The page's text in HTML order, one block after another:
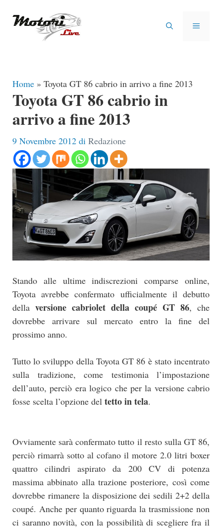
MENU
Home » Toyota GT 86 cabrio in arrivo a fine 2013
Toyota GT 86 cabrio in
arrivo a fine 2013
9 Novembre 2012 di Redazione
Stando alle ultime indiscrezioni comparse online,
Toyota avrebbe confermato ufficialmente il debutto
della versione cabriolet della coupé GT 86, che
dovrebbe arrivare sul mercato entro la fine del
prossimo anno.
Tutto lo sviluppo della Toyota GT 86 è stato incentrato
sulla tradizione, come testimonia l’impostazione
dell’auto, perciò era logico che per la versione cabrio
fosse scelta l’opzione del tetto in tela.
Ovviamente sarà confermato tutto il resto sulla GT 86,
perciò rimarrà sotto al cofano il motore 2.0 litri boxer
quattro cilindri aspirato da 200 CV di potenza
massima abbinato alla trazione posteriore, così come
dovrebbe rimanere la disposizione dei sedili 2+2 della
coupé. Anche per quanto riguarda la trasmissione non
ci saranno novità, con la possibilità di scegliere fra il